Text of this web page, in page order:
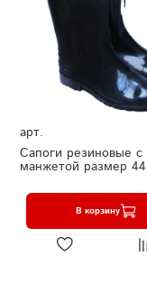
арт.
Сапоги резиновые с
манжетой размер 44
В корзину